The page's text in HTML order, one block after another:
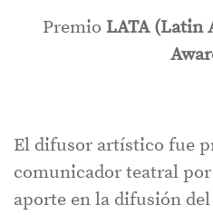
Premio LATA (Latin
El difusor artístico fue
comunicador teatral
aporte en la difusión